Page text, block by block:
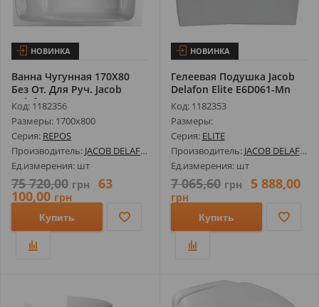
НОВИНКА
Ванна Чугунная 170Х80
Без От. Для Руч. Jacob
Delafon...
Код: 1182356
Размеры: 1700х800
Серия: REPOS
Производитель: JACOB DELAFON
Ед.измерения: шт
75 720,00 грн 63
100,00 грн
Купить
НОВИНКА
Гелеевая Подушка Jacob
Delafon Elite E6D061-Mn
Код: 1182353
Размеры:
Серия: ELITE
Производитель: JACOB DELAFON
Ед.измерения: шт
7 065,60 грн 5 888,00
грн
Купить